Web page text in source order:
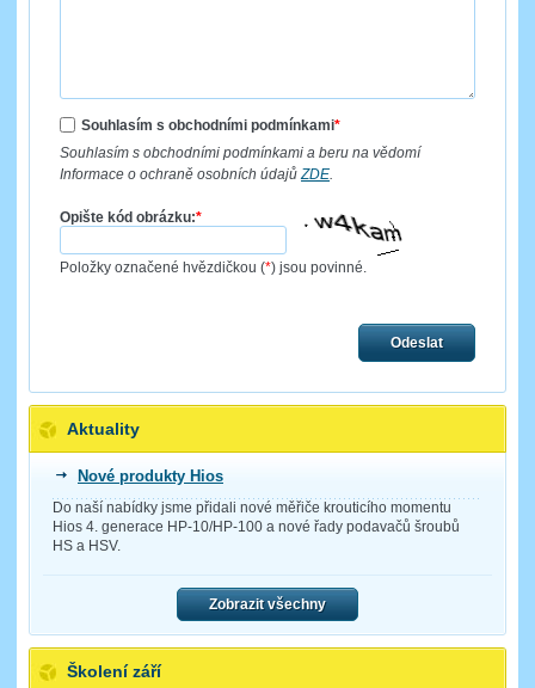
Souhlasím s obchodními podmínkami*
Souhlasím s obchodními podmínkami a beru na vědomí
Informace o ochraně osobních údajůZDE.
Opište kód obrázku:*
Položky označené hvězdičkou (*) jsou povinné.
Odeslat
Aktuality
Nové produkty Hios
Do naší nabídky jsme přidali nové měřiče krouticího momentu
Hios 4. generace HP-10/HP-100 a nové řady podavačů šroubů
HS a HSV.
Zobrazit všechny
Školení září